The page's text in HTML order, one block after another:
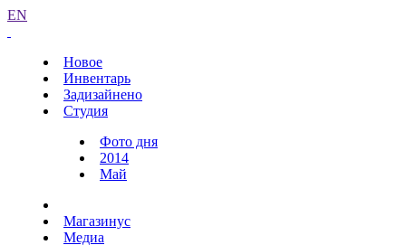
EN
Новое
Инвентарь
Задизайнено
Студия
Фото дня
2014
Май
Магазинус
Медиа